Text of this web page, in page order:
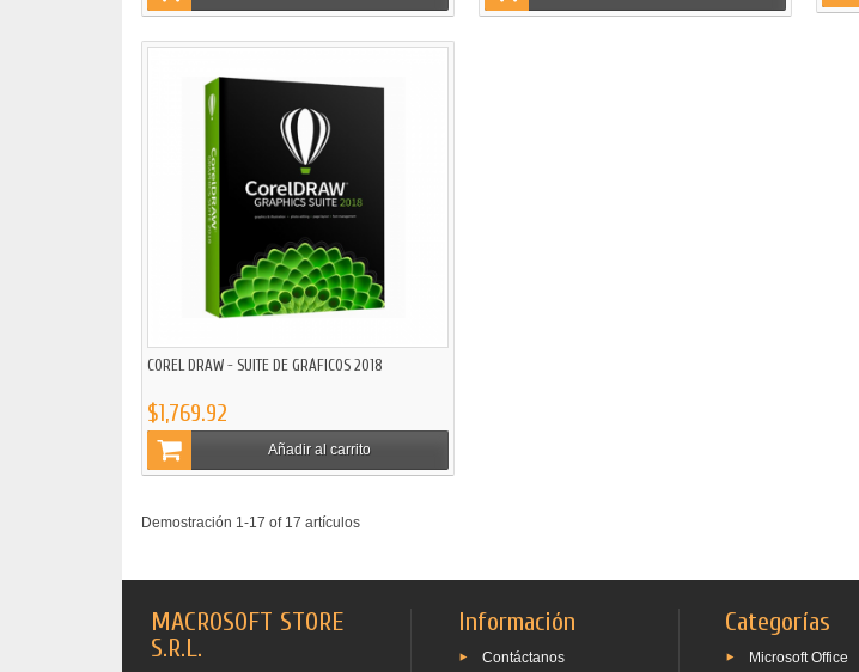
COREL DRAW - SUITE DE GRÁFICOS 2018
$1,769.92
Añadir al carrito
Demostración 1-17 of 17 artículos
MACROSOFT STORE
S.R.L.
Información
Contáctanos
Categorías
Microsoft Office